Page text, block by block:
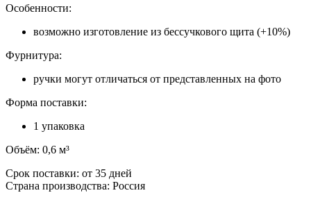
Особенности:
возможно изготовление из бессучкового щита (+10%)
Фурнитура:
ручки могут отличаться от представленных на фото
Форма поставки:
1 упаковка
Объём: 0,6 м³
Срок поставки: от 35 дней
Страна производства: Россия